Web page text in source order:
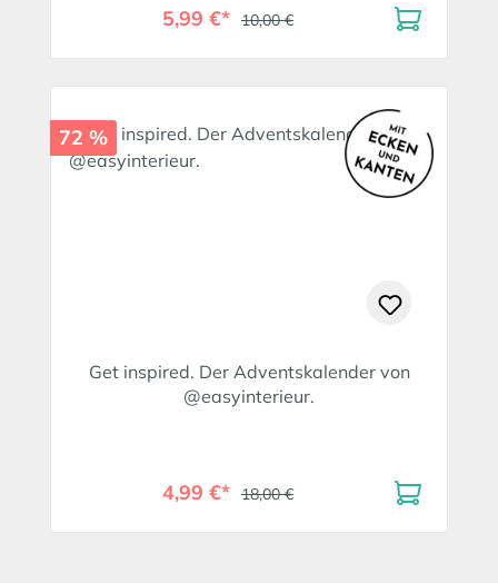
5,99 €* 10,00 €
72 %
Get inspired. Der Adventskalender von
@easyinterieur.
4,99 €* 18,00 €